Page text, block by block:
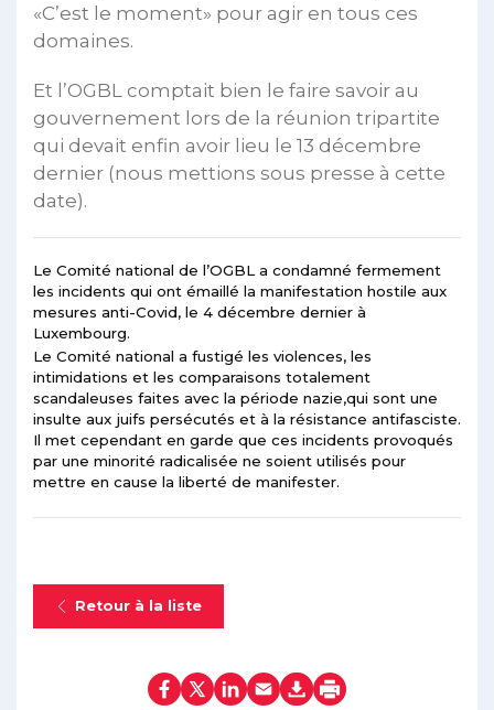
«C’est le moment» pour agir en tous ces
domaines.
Et l’OGBL comptait bien le faire savoir au
gouvernement lors de la réunion tripartite
qui devait enfin avoir lieu le 13 décembre
dernier (nous mettions sous presse à cette
date).
Le Comité national de l’OGBL a condamné fermement
les incidents qui ont émaillé la manifestation hostile aux
mesures anti-Covid, le 4 décembre dernier à
Luxembourg.
Le Comité national a fustigé les violences, les
intimidations et les comparaisons totalement
scandaleuses faites avec la période nazie,qui sont une
insulte aux juifs persécutés et à la résistance antifasciste.
Il met cependant en garde que ces incidents provoqués
par une minorité radicalisée ne soient utilisés pour
mettre en cause la liberté de manifester.
Retour à la liste